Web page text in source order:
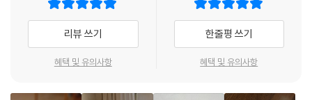
등장해 인물들을 연결시켜 볼 수 있는 흥미로운 설정이 돋보이는 한편 에
피소드마다 중요한 소재로 등장하는 편의점 음식을 만나는 재미까지 선사
한다. 더불어 편의점이라는 장소의 장점을 살려 그곳을 드나드는 사람들의
마음을 진지하되 심각하지는 않게 다루면서 우리가 살아가면서 소홀해지
리뷰 쓰기
혜택 및 유의사항
한줄평 쓰기
혜택 및 유의사항